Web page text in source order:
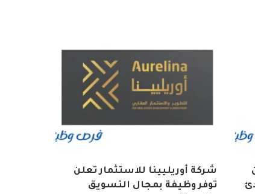
شركة أوريليينا للاستثمار تعلن
توفر وظيفة بمجال التسويق